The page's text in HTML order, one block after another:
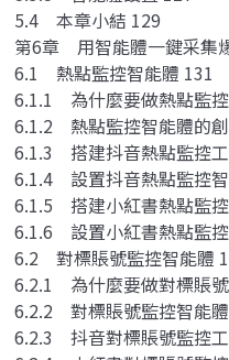
5.4 本章小結 129
第6章 用智能體一鍵采集
6.1 熱點監控智能體 131
6.1.1 為什麼要做熱點監
6.1.2 熱點監控智能體的
6.1.3 搭建抖音熱點監控
6.1.4 設置抖音熱點監控
6.1.5 搭建小紅書熱點監
6.1.6 設置小紅書熱點監
6.2 對標賬號監控智能體
6.2.1 為什麼要做對標賬
6.2.2 對標賬號監控智能
6.2.3 抖音對標賬號監控